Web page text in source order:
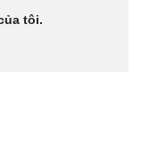
tôi.